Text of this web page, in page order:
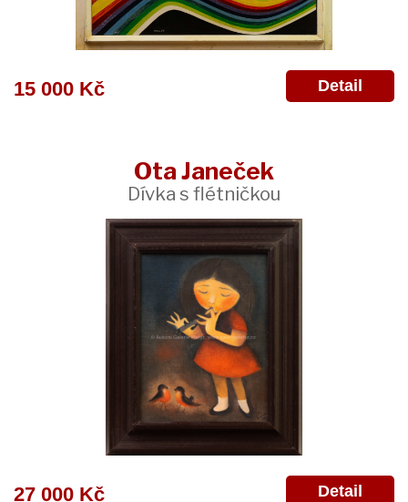
15 000 Kč Detail
Ota Janeček
Dívka s flétničkou
27 000 Kč Detail